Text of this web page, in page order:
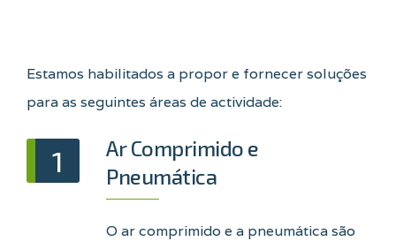
Estamos habilitados a propor e fornecer soluções
para as seguintes áreas de actividade:
1
Ar Comprimido e
Pneumática
O ar comprimido e a pneumática são